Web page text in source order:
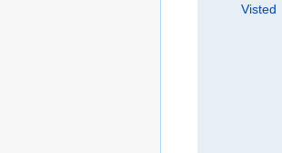
Visted